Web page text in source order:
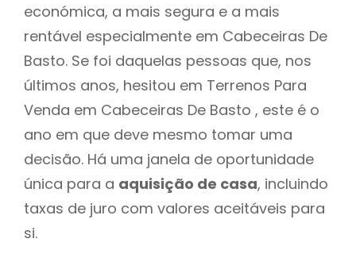
económica, a mais segura e a mais
rentável especialmente em Cabeceiras De
Basto. Se foi daquelas pessoas que, nos
últimos anos, hesitou em Terrenos Para
Venda em Cabeceiras De Basto , este é o
ano em que deve mesmo tomar uma
decisão. Há uma janela de oportunidade
única para a aquisição de casa, incluindo
taxas de juro com valores aceitáveis para
si.